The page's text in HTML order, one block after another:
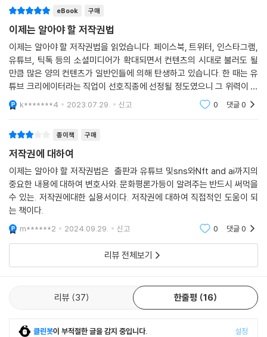
- 업데이트된 최신 판례 및 일상의 생생한 사례 반영
- 흥미진진한 일러스트로 어려운 내용을 더 쉽고 재미있게!
이 책은 일반 독자들이 자칫 어렵게 느낄 수 있는 저작권법의 세계를 보다
쉽게 이해하도록 여러 장치들을 두었다. 저작권법의 체계를 잡아주는 1부
에서는 복잡한 내용은 한눈에 쏙 들어오도록 표로 정리했고, 각 장의 마지
막에는 저작권 등록하는 법, 알아두면 쓸모 있는 저작권 웹사이트 등 실용
적인 정보들을 풍부하게 담았다. 사례에 해당하는 2부는 각 장을 저작물의
종류에 따라 분류해 관심 있는 내용부터 골라 읽을 수 있다. 각 장의 제목
아래에는 사례와 관련한 저작물 및 저작권법의 종류를 표기해 저작권법을
큰 틀에서 일목요연하게 파악하도록 했다. 본문에 있는 ☞ 표시를 따라가
면 관련 내용을 1부의 어느 페이지에서 설명했는지 알 수 있어 복습의 기회
까지 제공한다.
기존의 저작권 책들은 주로 이론에 치중하거나, 반대로 사례에만 치중한
경우가 많다. 그러나 이론에만 치중해서는 실제 사례에서 현실적인 적용이
어렵고, 반대로 사례에만 치중해서는 체계적인 지식을 알 수 없어 휘발성
이 강하다. 이 책에서는 두 마리 토끼를 모두 잡아서 독자에게 건네야만 한
다고 생각했다. 그래야만 책 한 권을 다 읽고 났을 때, 독자가 저작권에 대
한 지식을 제대로 얻을 수 있기 때문이다. 나아가 그래야만 이 사회에도 저
작권에 대한 인식이 제대로 자리 잡을 수 있기 때문이다. 콘텐츠가 범람하
지 않도록 이제는 모두가 저작권법을 알아야 한다. 저자의 말처럼 이 책이
eBook 구매
이제는 알아야 할 저작권법
이제는 알아야 할 저작권법을 읽었습니다. 페이스북, 트위터, 인스타그램,
유튜브, 틱톡 등의 소셜미디어가 확대되면서 컨텐츠의 시대로 불러도 될
만큼 많은 양의 컨텐츠가 일반인들에 의해 탄생하고 있습니다. 한 때는 유
튜브 크리에이터라는 직업이 선호직종에 선정될 정도였으니 그 위력이 실
감됩니다. 컨텐츠를 제작함에 있어서 꼭 알아야 할 저작권에 관한 지식이
담겨있어 유용한
k*******4 2023.07.29. 신고 0 댓글0
종이책 구매
저작권에 대하여
이제는 알아야 할 저작권법은 출판과 유튜브 및sns와Nft and ai까지의
중요한 내용에 대하여 변호사와. 문화평론가등이 알려주는 반드시 써먹을
수 있는. 저작권에대한 실용서이다. 저작권에 대하여 직접적인 도움이 되
는 책이다.
m******2 2024.09.29. 신고 0 댓글0
리뷰 전체보기
리뷰 37 한줄평 16
클린봇이 부적절한 글을 감지 중입니다. 설정